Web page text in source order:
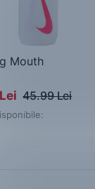
Mouth
45.99 Lei